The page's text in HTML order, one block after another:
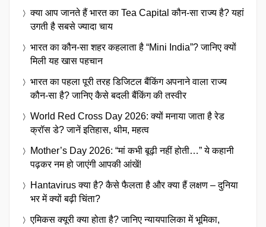
क्या आप जानते हैं भारत का Tea Capital कौन-सा राज्य है? यहां
उगती है सबसे ज्यादा चाय
भारत का कौन-सा शहर कहलाता है “Mini India”? जानिए क्यों
मिली यह खास पहचान
भारत का पहला पूरी तरह डिजिटल बैंकिंग अपनाने वाला राज्य
कौन-सा है? जानिए कैसे बदली बैंकिंग की तस्वीर
World Red Cross Day 2026: क्यों मनाया जाता है रेड
क्रॉस डे? जानें इतिहास, थीम, महत्व
Mother’s Day 2026: “मां कभी बूढ़ी नहीं होती…” ये कहानी
पढ़कर नम हो जाएंगी आपकी आंखें!
Hantavirus क्या है? कैसे फैलता है और क्या हैं लक्षण – दुनिया
भर में क्यों बढ़ी चिंता?
एमिकस क्यूरी क्या होता है? जानिए न्यायपालिका में भूमिका,